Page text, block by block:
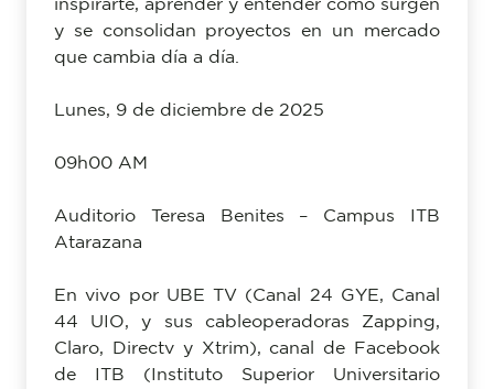
y se consolidan proyectos en un mercado
que cambia día a día.
Lunes, 9 de diciembre de 2025
09h00 AM
Auditorio Teresa Benites – Campus ITB
Atarazana
En vivo por UBE TV (Canal 24 GYE, Canal
44 UIO, y sus cableoperadoras Zapping,
Claro, Directv y Xtrim), canal de Facebook
de ITB (Instituto Superior Universitario